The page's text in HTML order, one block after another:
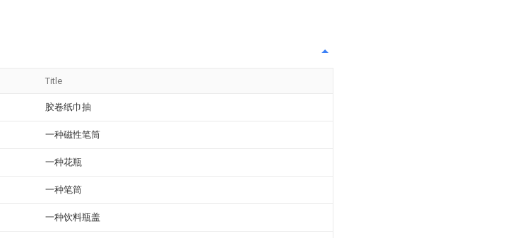
Title
胶卷纸巾抽
一种磁性笔筒
一种花瓶
一种笔筒
一种饮料瓶盖